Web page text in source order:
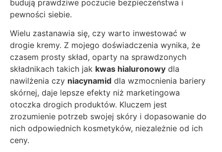
budują prawdziwe poczucie bezpieczeństwa i
pewności siebie.
Wielu zastanawia się, czy warto inwestować w
drogie kremy. Z mojego doświadczenia wynika, że
czasem prosty skład, oparty na sprawdzonych
składnikach takich jak kwas hialuronowy dla
nawilżenia czy niacynamid dla wzmocnienia bariery
skórnej, daje lepsze efekty niż marketingowa
otoczka drogich produktów. Kluczem jest
zrozumienie potrzeb swojej skóry i dopasowanie do
nich odpowiednich kosmetyków, niezależnie od ich
ceny.